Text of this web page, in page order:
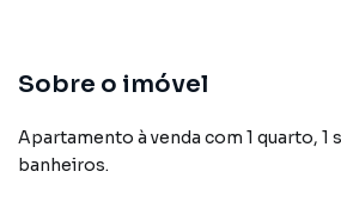
Sobre o imóvel
Apartamento à venda com 1 quarto, 1
banheiros.